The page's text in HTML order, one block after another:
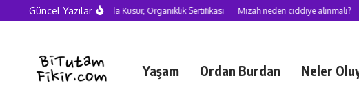
Skip to content
Güncel Yazılar
Yapay Zekâ Çağında Kusur, Organiklik Sertifikası Mizah neden ciddiye alınmalı? Sezi:
Yaşam Ordan Burdan Neler